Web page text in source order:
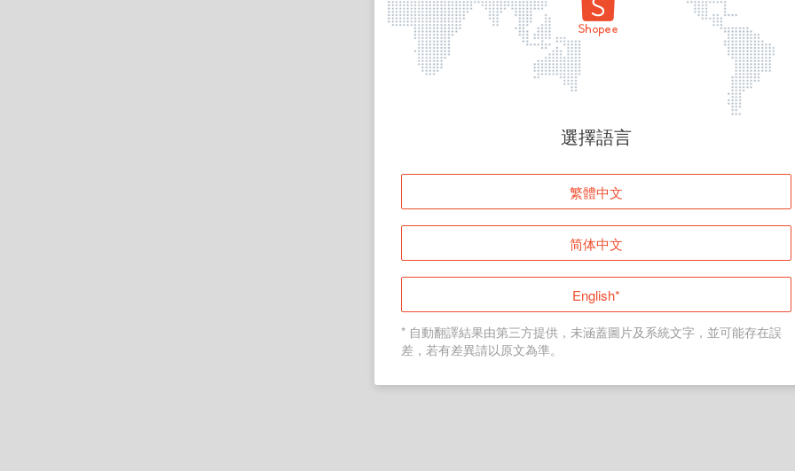
頁面無法顯示
登入
返回首頁
選擇語言
繁體中文
简体中文
English*
* 自動翻譯結果由第三方提供，未涵蓋圖片及系統文字，並可能存在誤
差，若有差異請以原文為準。